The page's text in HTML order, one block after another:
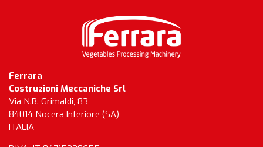
Ferrara
Costruzioni Meccaniche Srl
Via N.B. Grimaldi, 83
84014 Nocera Inferiore (SA)
ITALIA